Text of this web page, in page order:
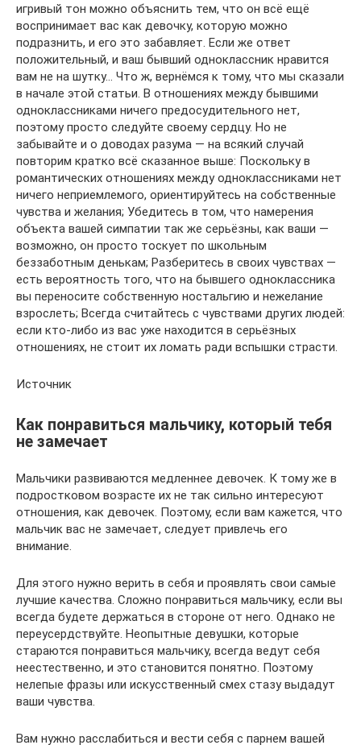
игривый тон можно объяснить тем, что он всё ещё
воспринимает вас как девочку, которую можно
подразнить, и его это забавляет. Если же ответ
положительный, и ваш бывший одноклассник нравится
вам не на шутку… Что ж, вернёмся к тому, что мы сказали
в начале этой статьи. В отношениях между бывшими
одноклассниками ничего предосудительного нет,
поэтому просто следуйте своему сердцу. Но не
забывайте и о доводах разума — на всякий случай
повторим кратко всё сказанное выше: Поскольку в
романтических отношениях между одноклассниками нет
ничего неприемлемого, ориентируйтесь на собственные
чувства и желания; Убедитесь в том, что намерения
объекта вашей симпатии так же серьёзны, как ваши —
возможно, он просто тоскует по школьным
беззаботным денькам; Разберитесь в своих чувствах —
есть вероятность того, что на бывшего одноклассника
вы переносите собственную ностальгию и нежелание
взрослеть; Всегда считайтесь с чувствами других людей:
если кто-либо из вас уже находится в серьёзных
отношениях, не стоит их ломать ради вспышки страсти.
Источник
Как понравиться мальчику, который тебя
не замечает
Мальчики развиваются медленнее девочек. К тому же в
подростковом возрасте их не так сильно интересуют
отношения, как девочек. Поэтому, если вам кажется, что
мальчик вас не замечает, следует привлечь его
внимание.
Для этого нужно верить в себя и проявлять свои самые
лучшие качества. Сложно понравиться мальчику, если вы
всегда будете держаться в стороне от него. Однако не
переусердствуйте. Неопытные девушки, которые
стараются понравиться мальчику, всегда ведут себя
неестественно, и это становится понятно. Поэтому
нелепые фразы или искусственный смех стазу выдадут
ваши чувства.
Вам нужно расслабиться и вести себя с парнем вашей